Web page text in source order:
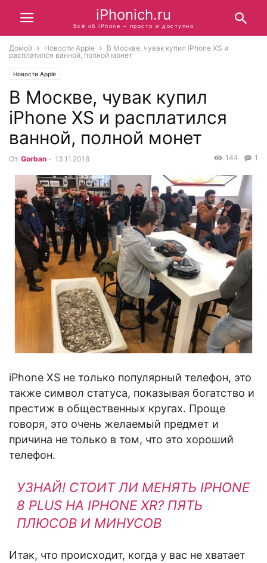
iPhonich.ru
Всё об iPhone – просто и доступно
Домой Новости Apple
В Москве, чувак купил iPhone XS и
расплатился ванной, полной монет
Новости Apple
В Москве, чувак купил
iPhone XS и расплатился
ванной, полной монет
От Gorban - 13.11.2018 1
144
iPhone XS не только популярный телефон, это
также символ статуса, показывая богатство и
престиж в общественных кругах. Проще
говоря, это очень желаемый предмет и
причина не только в том, что это хороший
телефон.
УЗНАЙ! СТОИТ ЛИ МЕНЯТЬ IPHONE
8 PLUS НА IPHONE XR? ПЯТЬ
ПЛЮСОВ И МИНУСОВ
Итак, что происходит, когда у вас не хватает